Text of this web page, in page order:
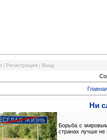
| Регистрация | Вход
Ни
Борьба с
странах лучше не